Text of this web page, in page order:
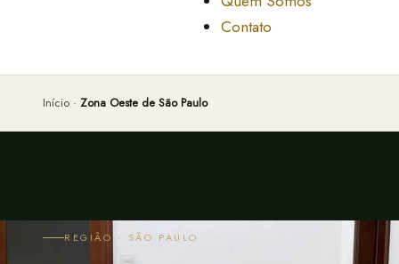
Contato
Início · Zona Oeste de São Paulo
REGIÃO · SÃO PAULO